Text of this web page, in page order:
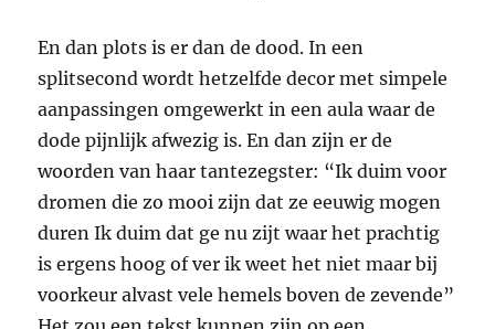
En dan plots is er dan de dood. In een
splitsecond wordt hetzelfde decor met simpele
aanpassingen omgewerkt in een aula waar de
dode pijnlijk afwezig is. En dan zijn er de
woorden van haar tantezegster: “Ik duim voor
dromen die zo mooi zijn dat ze eeuwig mogen
duren Ik duim dat ge nu zijt waar het prachtig
is ergens hoog of ver ik weet het niet maar bij
voorkeur alvast vele hemels boven de zevende”